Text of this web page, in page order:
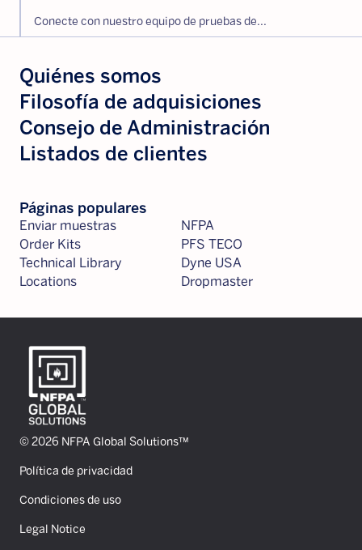
Conecte con nuestro equipo de pruebas de...
Quiénes somos
Filosofía de adquisiciones
Consejo de Administración
Listados de clientes
Páginas populares
Enviar muestras
Order Kits
Technical Library
Locations
NFPA
PFS TECO
Dyne USA
Dropmaster
© 2026 NFPA Global Solutions™
Política de privacidad
Condiciones de uso
Legal Notice